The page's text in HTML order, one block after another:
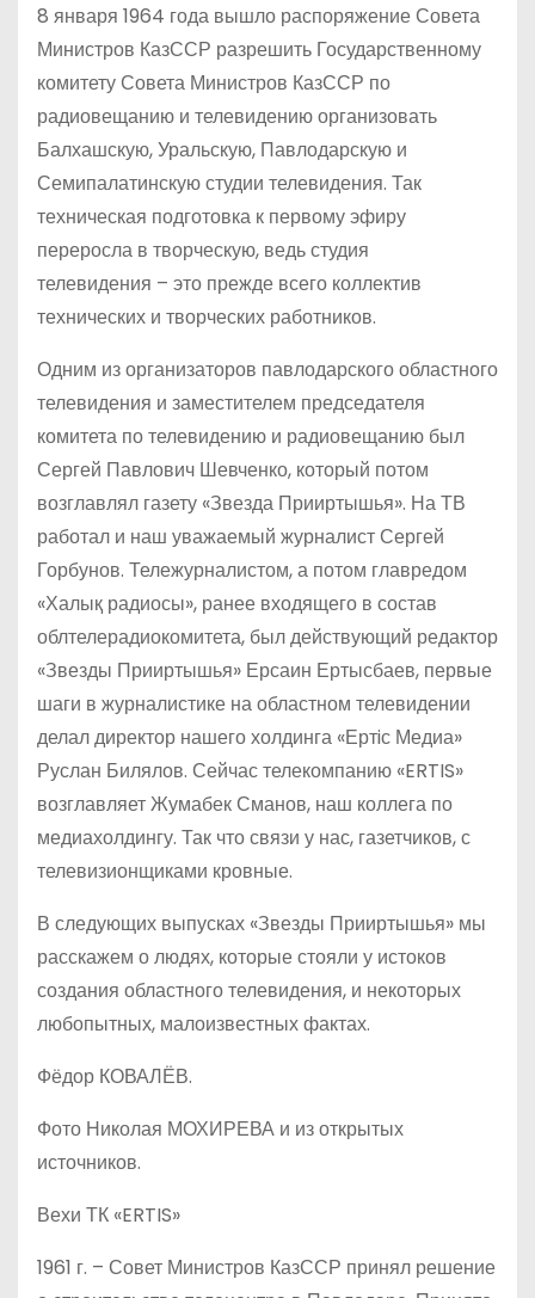
8 января 1964 года вышло распоряжение Совета
Министров КазССР разрешить Государственному
комитету Совета Министров КазССР по
радиовещанию и телевидению организовать
Балхашскую, Уральскую, Павлодарскую и
Семипалатинскую студии телевидения. Так
техническая подготовка к первому эфиру
переросла в творческую, ведь студия
телевидения – это прежде всего коллектив
технических и творческих работников.
Одним из организаторов павлодарского областного
телевидения и заместителем председателя
комитета по телевидению и радиовещанию был
Сергей Павлович Шевченко, который потом
возглавлял газету «Звезда Прииртышья». На ТВ
работал и наш уважаемый журналист Сергей
Горбунов. Тележурналистом, а потом главредом
«Халық радиосы», ранее входящего в состав
облтелерадиокомитета, был действующий редактор
«Звезды Прииртышья» Ерсаин Ертысбаев, первые
шаги в журналистике на областном телевидении
делал директор нашего холдинга «Ертiс Медиа»
Руслан Билялов. Сейчас телекомпанию «ERTIS»
возглавляет Жумабек Сманов, наш коллега по
медиахолдингу. Так что связи у нас, газетчиков, с
телевизионщиками кровные.
В следующих выпусках «Звезды Прииртышья» мы
расскажем о людях, которые стояли у истоков
создания областного телевидения, и некоторых
любопытных, малоизвестных фактах.
Фёдор КОВАЛЁВ.
Фото Николая МОХИРЕВА и из открытых
источников.
Вехи ТК «ERTIS»
1961 г. – Совет Министров КазССР принял решение